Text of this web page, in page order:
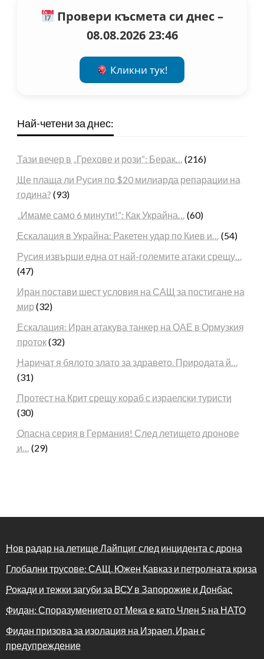
Провери късмета си днес –
08.08.2026 23:46
Кликни тук!
Най-четени за днес:
Тази вечер в „Грехове и рози“: Берак… (216)
Ще плаща ли Русия по $20 милиарда репарации на
година? (93)
„Имаме само 6 минути!“: Как Украйна… (60)
Ескалация в Украйна: Ракетен удар по Киев и… (54)
Русия извърши една от най-големите атаки срещу…
(47)
Иран постави шест условия на САЩ за постигане на
мир (32)
Ескалация: Иран атакува танкер на ОАЕ в Ормузкия
проток(32)
Наричат я бялото злато за здравето. Природата й…
(31)
Протест на Крит срещу кораб с израелски туристи
(30)
Опасна серия в Германия! След летището дронове
и… (29)
Нов радар на летище Лайпциг след инцидента с дрона
Глобални трусове: САЩ, Южен Кавказ и петролната криза
Рокади и тежки загуби за ВСУ в Запорожие и Донбас
Фидан: Споразумението от Мека е като Член 5 на НАТО
Фидан призова за изолация на Израел, Иран с
предупреждение